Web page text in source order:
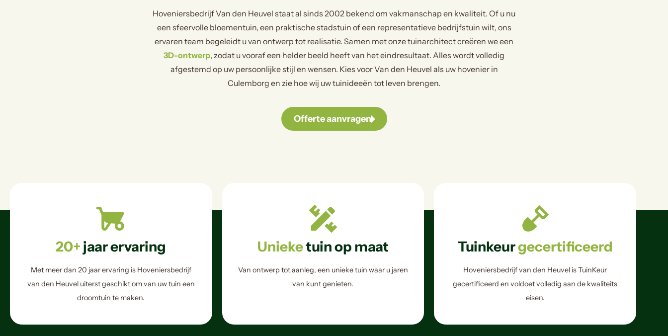
Hoveniersbedrijf Van den Heuvel staat al sinds 2002 bekend om vakmanschap en kwaliteit. Of u nu
een sfeervolle bloementuin, een praktische stadstuin of een representatieve bedrijfstuin wilt, ons
ervaren team begeleidt u van ontwerp tot realisatie. Samen met onze tuinarchitect creëren we een
3D-ontwerp, zodat u vooraf een helder beeld heeft van het eindresultaat. Alles wordt volledig
afgestemd op uw persoonlijke stijl en wensen. Kies voor Van den Heuvel als uw hovenier in
Culemborg en zie hoe wij uw tuinideeën tot leven brengen.
Offerte aanvragen
20+ jaar ervaring
Met meer dan 20 jaar ervaring is Hoveniersbedrijf
van den Heuvel uiterst geschikt om van uw tuin een
droomtuin te maken.
Unieketuin op maat
Van ontwerp tot aanleg, een unieke tuin waar u jaren
van kunt genieten.
Tuinkeurgecertificeerd
Hoveniersbedrijf van den Heuvel is TuinKeur
gecertificeerd en voldoet volledig aan de kwaliteits
eisen.